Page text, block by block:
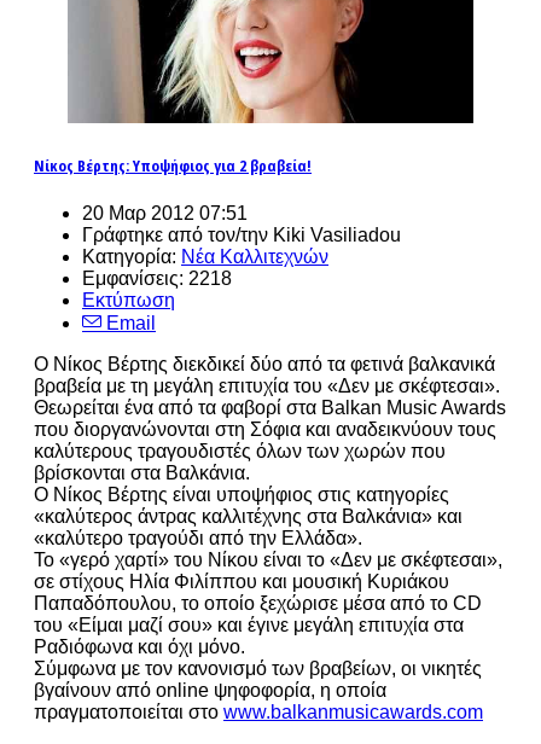
Νίκος Βέρτης: Υποψήφιος για 2 βραβεία!
20 Μαρ 2012 07:51
Γράφτηκε από τον/την Kiki Vasiliadou
Κατηγορία: Νέα Καλλιτεχνών
Εμφανίσεις: 2218
Εκτύπωση
Email
O Νίκος Βέρτης διεκδικεί δύο από τα φετινά βαλκανικά
βραβεία με τη μεγάλη επιτυχία του «Δεν με σκέφτεσαι».
Θεωρείται ένα από τα φαβορί στα Balkan Music Awards
που διοργανώνονται στη Σόφια και αναδεικνύουν τους
καλύτερους τραγουδιστές όλων των χωρών που
βρίσκονται στα Βαλκάνια.
Ο Νίκος Βέρτης είναι υποψήφιος στις κατηγορίες
«καλύτερος άντρας καλλιτέχνης στα Βαλκάνια» και
«καλύτερο τραγούδι από την Ελλάδα».
Το «γερό χαρτί» του Νίκου είναι το «Δεν με σκέφτεσαι»,
σε στίχους Ηλία Φιλίππου και μουσική Κυριάκου
Παπαδόπουλου, το οποίο ξεχώρισε μέσα από το CD
του «Είμαι μαζί σου» και έγινε μεγάλη επιτυχία στα
Ραδιόφωνα και όχι μόνο.
Σύμφωνα με τον κανονισμό των βραβείων, οι νικητές
βγαίνουν από online ψηφοφορία, η οποία
πραγματοποιείται στο www.balkanmusicawards.com